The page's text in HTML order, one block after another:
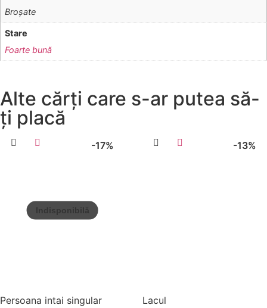
Broşate
Stare
Foarte bună
Alte cărți care s-ar putea să-
ți placă
-17%
Persoana intai singular
-13%
Lacul